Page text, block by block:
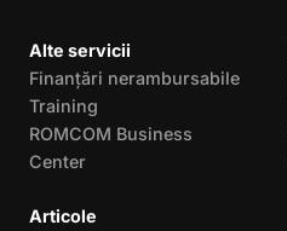
Alte servicii
Finanțări nerambursabile
Training
ROMCOM Business
Center
Articole